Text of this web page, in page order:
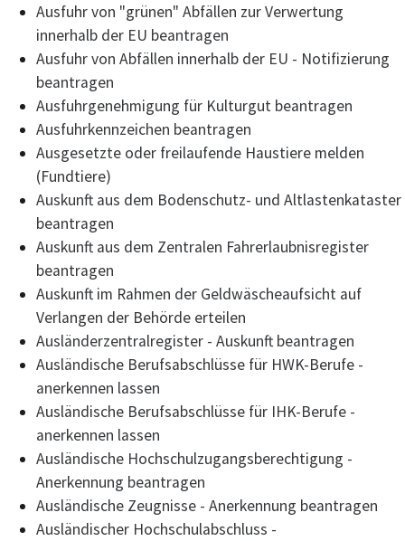
Ausfuhr von "grünen" Abfällen zur Verwertung
innerhalb der EU beantragen
Ausfuhr von Abfällen innerhalb der EU - Notifizierung
beantragen
Ausfuhrgenehmigung für Kulturgut beantragen
Ausfuhrkennzeichen beantragen
Ausgesetzte oder freilaufende Haustiere melden
(Fundtiere)
Auskunft aus dem Bodenschutz- und Altlastenkataster
beantragen
Auskunft aus dem Zentralen Fahrerlaubnisregister
beantragen
Auskunft im Rahmen der Geldwäscheaufsicht auf
Verlangen der Behörde erteilen
Ausländerzentralregister - Auskunft beantragen
Ausländische Berufsabschlüsse für HWK-Berufe -
anerkennen lassen
Ausländische Berufsabschlüsse für IHK-Berufe -
anerkennen lassen
Ausländische Hochschulzugangsberechtigung -
Anerkennung beantragen
Ausländische Zeugnisse - Anerkennung beantragen
Ausländischer Hochschulabschluss -